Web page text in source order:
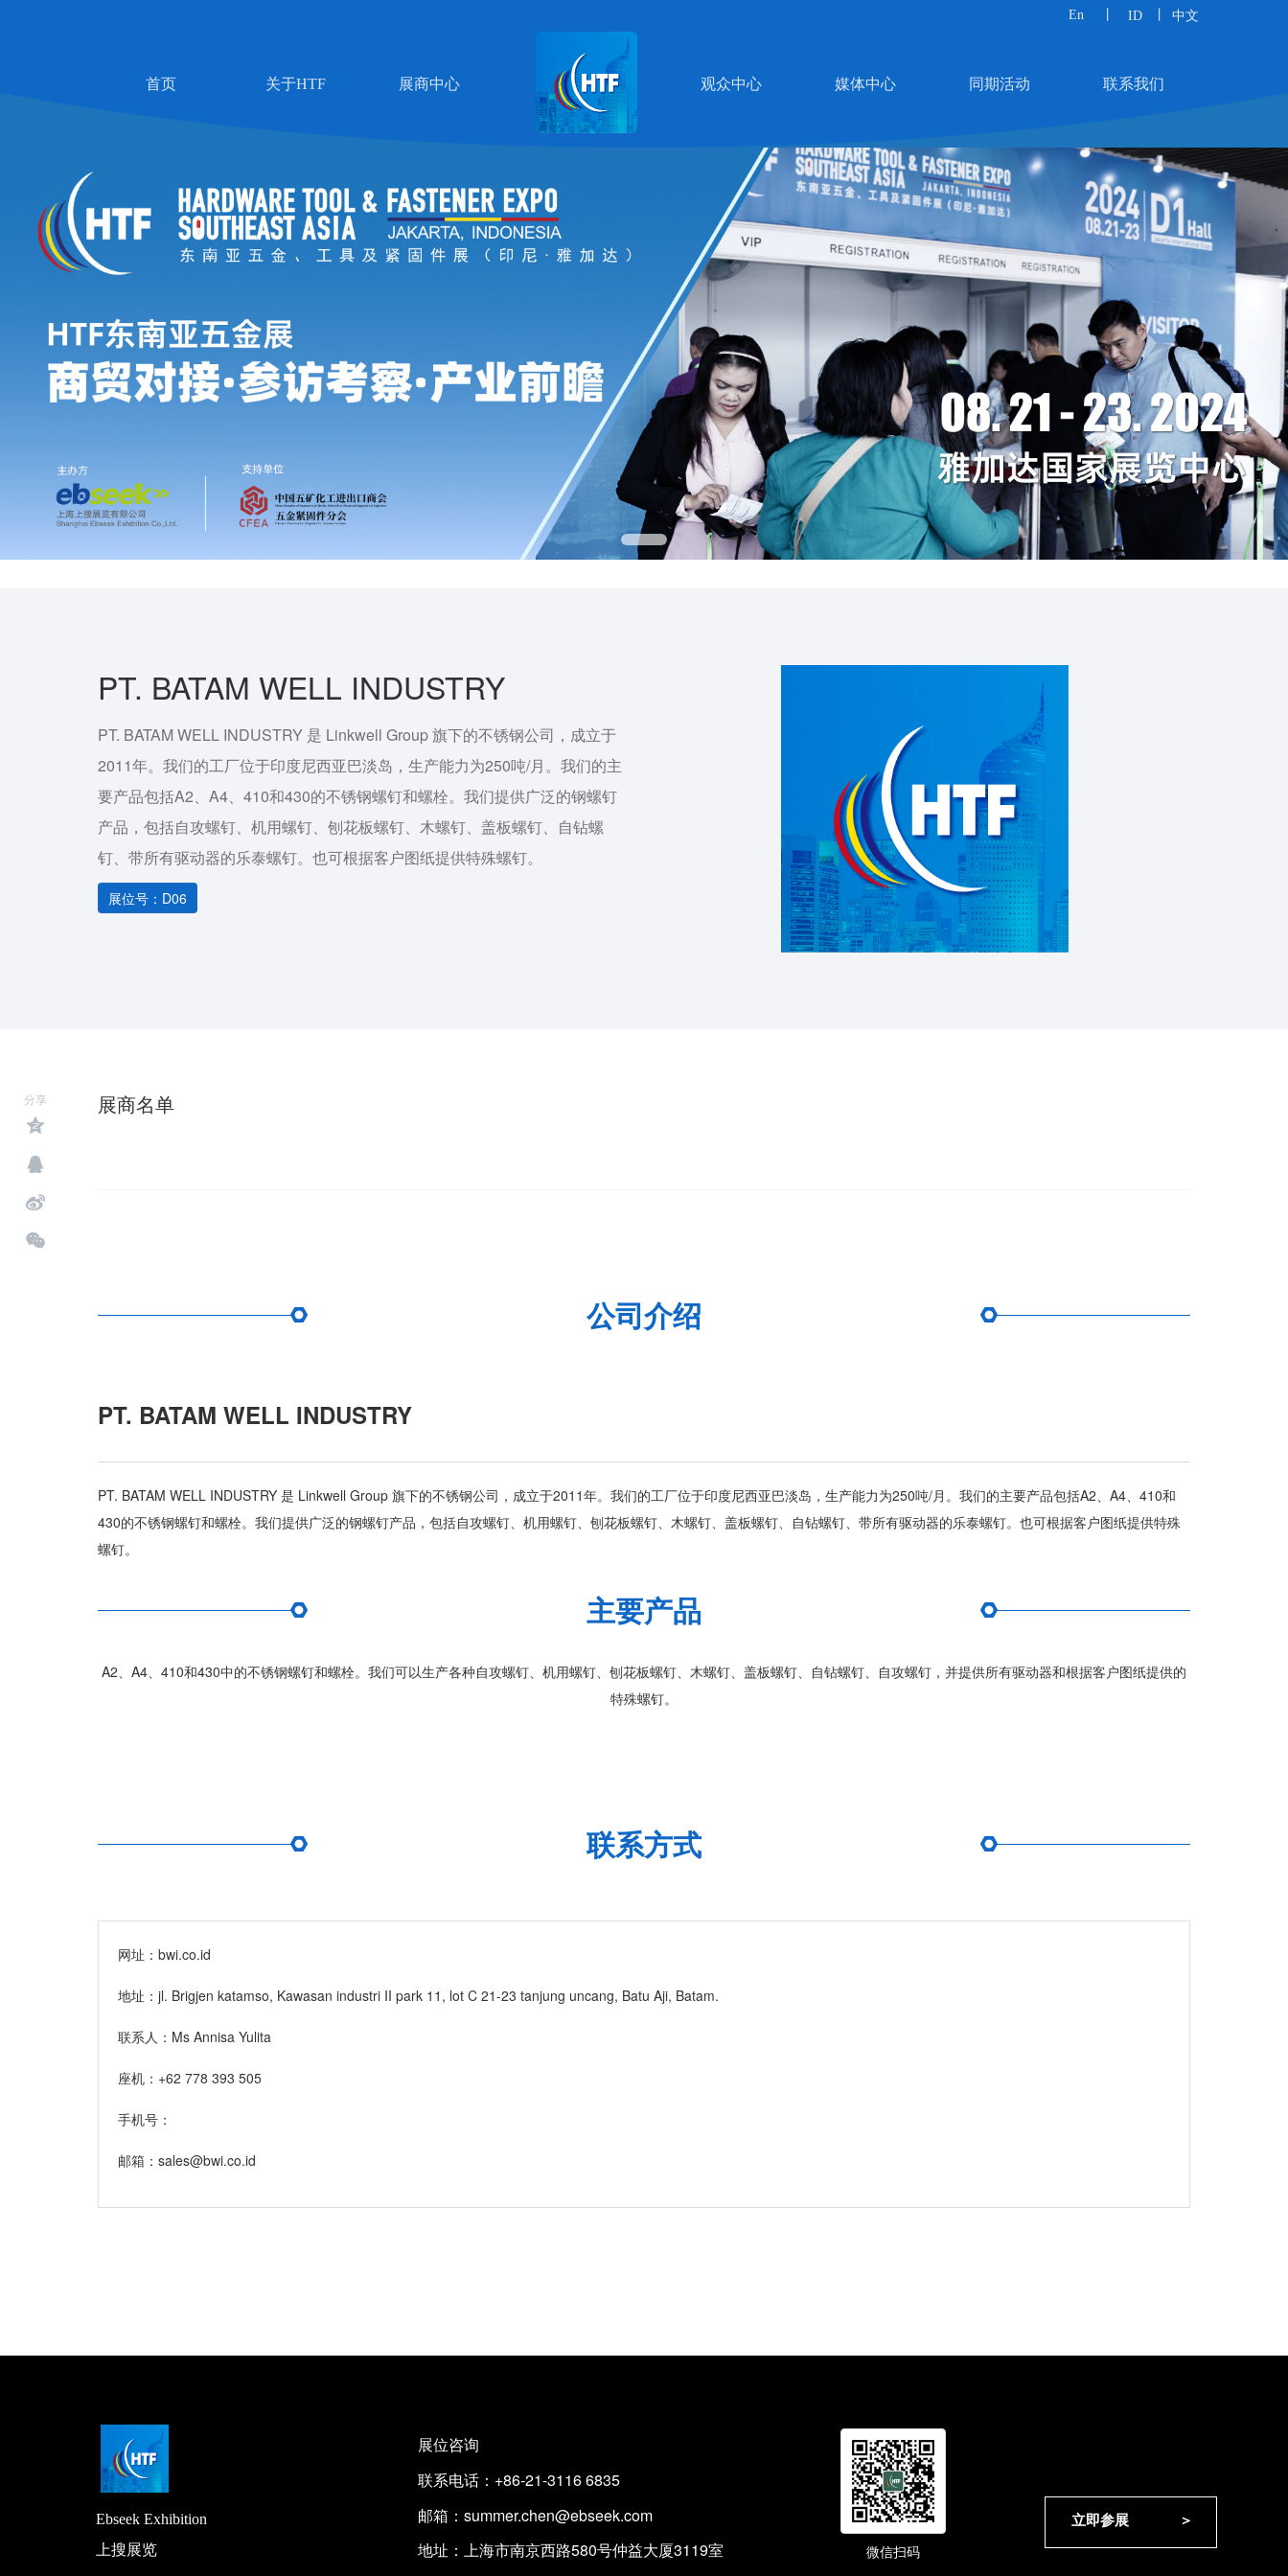
首页 关于HTF 展商中心 观众中心 媒体中心 同期活动 联系我们
En ID 中文
请在左边编辑区编辑内容和样式……
PT. BATAM WELL INDUSTRY
PT. BATAM WELL INDUSTRY 是 Linkwell Group 旗下的不锈钢公司，成立于
2011年。我们的工厂位于印度尼西亚巴淡岛，生产能力为250吨/月。我们的主
要产品包括A2、A4、410和430的不锈钢螺钉和螺栓。我们提供广泛的钢螺钉
产品，包括自攻螺钉、机用螺钉、刨花板螺钉、木螺钉、盖板螺钉、自钻螺
钉、带所有驱动器的乐泰螺钉。也可根据客户图纸提供特殊螺钉。
展位号：D06
分享 展商名单
公司介绍
PT. BATAM WELL INDUSTRY
PT. BATAM WELL INDUSTRY 是 Linkwell Group 旗下的不锈钢公司，成立于2011年。我们的工厂位于印度尼西亚巴淡岛，生产能力为250吨/月。我们的主要产品包括A2、A4、410和
430的不锈钢螺钉和螺栓。我们提供广泛的钢螺钉产品，包括自攻螺钉、机用螺钉、刨花板螺钉、木螺钉、盖板螺钉、自钻螺钉、带所有驱动器的乐泰螺钉。也可根据客户图纸提供特殊
螺钉。
主要产品
A2、A4、410和430中的不锈钢螺钉和螺栓。我们可以生产各种自攻螺钉、机用螺钉、刨花板螺钉、木螺钉、盖板螺钉、自钻螺钉、自攻螺钉，并提供所有驱动器和根据客户图纸提供的
特殊螺钉。
联系方式
网址：bwi.co.id
地址：jl. Brigjen katamso, Kawasan industri II park 11, lot C 21-23 tanjung uncang, Batu Aji, Batam.
联系人：Ms Annisa Yulita
座机：+62 778 393 505
手机号：
邮箱： sales@bwi.co.id
微信扫码
Ebseek Exhibition
上搜展览
展位咨询
联系电话：+86-21-3116 6835
邮箱： summer.chen@ebseek.com
地址：上海市南京西路580号仲益大厦3119室
立即参展             ＞